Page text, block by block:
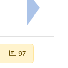
下一筆：
97